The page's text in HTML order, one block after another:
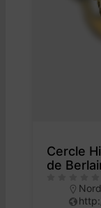
Cercle
de
Nord